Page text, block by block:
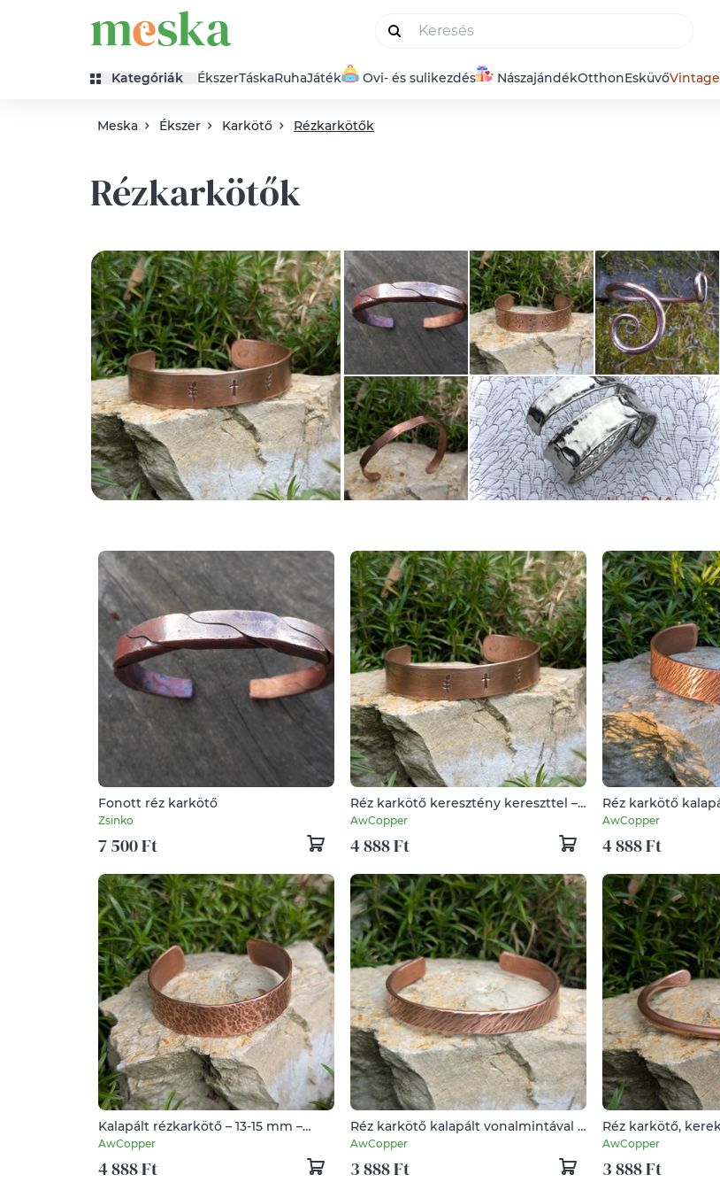
Kategóriák ÉkszerTáskaRuhaJáték Ovi- és sulikezdés NászajándékOtthonEsküvőVintage
Meska Ékszer Karkötő Rézkarkötők
Rézkarkötők
Fonott réz karkötő
Zsinko
7 500 Ft
Réz karkötő keresztény kereszttel –
13-15 mm – Kézzel készített - vörösréz
AwCopper
4 888 Ft
Réz karkötő
13-15 mm –
AwCopper
4 888 Ft
Kalapált rézkarkötő – 13-15 mm –
kézzel készített - vörösréz
AwCopper
4 888 Ft
Réz karkötő kalapált vonalmintával –
8-10 mm – kézzel készített - vörösréz
AwCopper
3 888 Ft
Réz karkötő,
készített - vörösréz
AwCopper
3 888 Ft